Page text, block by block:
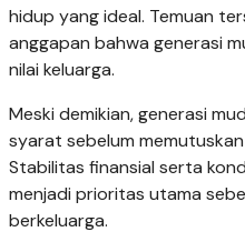
hidup yang ideal. Temuan
anggapan bahwa generasi
nilai keluarga.
Meski demikian, generasi
syarat sebelum
Stabilitas finansial serta
menjadi prioritas utama
berkeluarga.